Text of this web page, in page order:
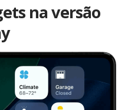
na versão